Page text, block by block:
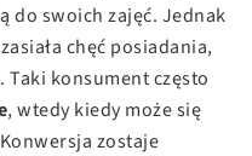
do swoich zajęć. Jednak
chęć posiadania,
konsument często
, wtedy kiedy może się
zostaje